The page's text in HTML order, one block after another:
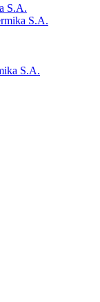
S.A.
S.A.
S.A.